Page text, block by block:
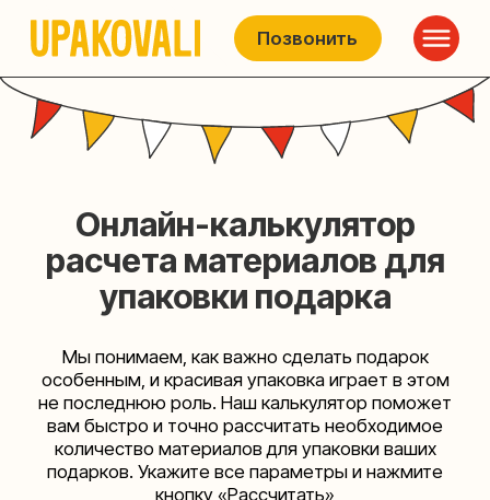
Позвонить
Мы понимаем, как важно сделать подарок
особенным, и красивая упаковка играет в этом
не последнюю роль. Наш калькулятор поможет
вам быстро и точно рассчитать необходимое
количество материалов для упаковки ваших
кнопку «Рассчитать»
Онлайн-калькулятор
упаковки подарка